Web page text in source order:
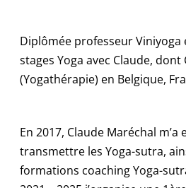
Diplômée professeur Viniyoga
stages Yoga avec Claude, dont
(Yogathérapie) en Belgique,
En 2017, Claude Maréchal m’a
transmettre les Yoga-sutra,
formations coaching Yoga-